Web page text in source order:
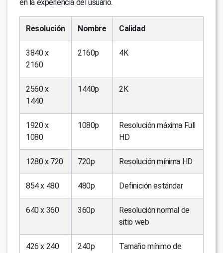
en la experiencia del usuario.
Resolución Nombre Calidad
3840 x
2160
2160p 4K
2560 x
1440
1440p 2K
1920 x
1080
1080p
Resolución máxima Full
HD
1280 x 720 720p Resolución mínima HD
854 x 480 480p Definición estándar
640 x 360 360p
Resolución normal de
sitio web
426 x 240 240p
Tamaño mínimo de